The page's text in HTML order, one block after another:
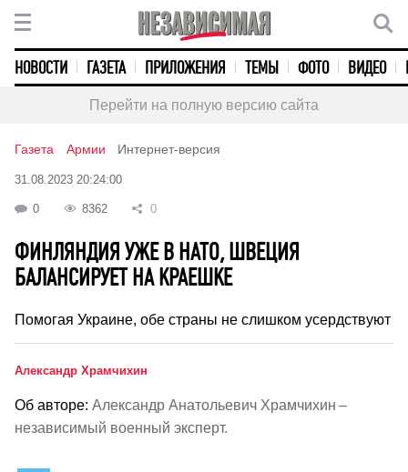
НОВОСТИ ГАЗЕТА ПРИЛОЖЕНИЯ ТЕМЫ ФОТО ВИДЕО
Перейти на полную версию сайта
Газета Армии Интернет-версия
31.08.2023 20:24:00
0 8362 0
ФИНЛЯНДИЯ УЖЕ В НАТО, ШВЕЦИЯ
БАЛАНСИРУЕТ НА КРАЕШКЕ
Помогая Украине, обе страны не слишком усердствуют
Александр Храмчихин
Об авторе: Александр Анатольевич Храмчихин –
независимый военный эксперт.